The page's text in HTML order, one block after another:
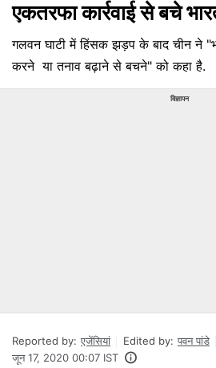
एकतरफा कार्रवाई से बचे
गलवन घाटी में हिंसक झड़प के बाद चीन ने
करने या तनाव बढ़ाने से बचने" को कहा है.
विज्ञापन
Reported by: एजेंसियां Edited by: पवन पांडे
जून 17, 2020 00:07 IST